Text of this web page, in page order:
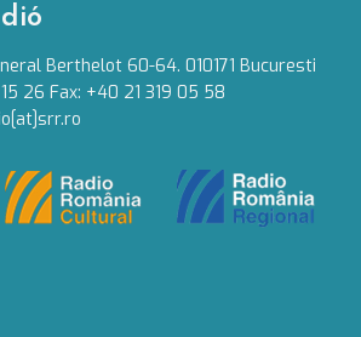
Berthelot 60-64. 010171 Bucuresti
26 Fax: +40 21 319 05 58